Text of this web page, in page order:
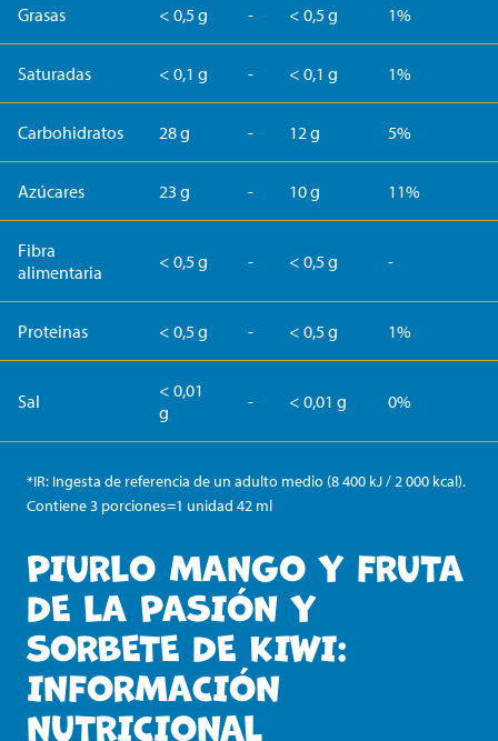
Grasas < 0,5 g - < 0,5 g 1%
Saturadas < 0,1 g - < 0,1 g 1%
Carbohidratos 28 g - 12 g 5%
Azúcares 23 g - 10 g 11%
Fibra
alimentaria
< 0,5 g - < 0,5 g -
Proteinas < 0,5 g - < 0,5 g 1%
Sal
< 0,01
g
- < 0,01 g 0%
*IR: Ingesta de referencia de un adulto medio (8 400 kJ / 2 000 kcal).
Contiene 3 porciones=1 unidad 42 ml
PIURLO MANGO Y FRUTA
DE LA PASIÓN Y
SORBETE DE KIWI:
INFORMACIÓN
NUTRICIONAL